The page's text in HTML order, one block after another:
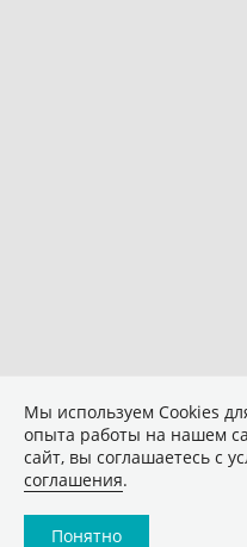
Мы используем Сookies
опыта работы на нашем
сайт, вы соглашаетесь с
соглашения.
Понятно